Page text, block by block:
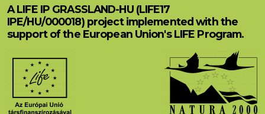
A LIFE IP GRASSLAND-HU (LIFE17
IPE/HU/000018) project implemented with the
support of the European Union's LIFE Program.